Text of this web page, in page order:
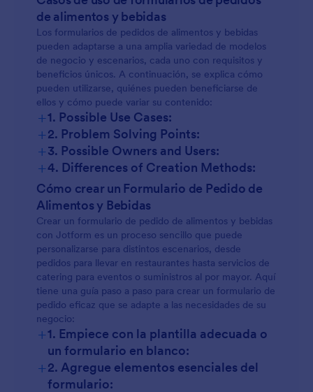
de alimentos y bebidas
Los formularios de pedidos de alimentos y bebidas
pueden adaptarse a una amplia variedad de modelos
de negocio y escenarios, cada uno con requisitos y
beneficios únicos. A continuación, se explica cómo
pueden utilizarse, quiénes pueden beneficiarse de
ellos y cómo puede variar su contenido:
+1. Possible Use Cases:
+2. Problem Solving Points:
+3. Possible Owners and Users:
+4. Differences of Creation Methods:
Cómo crear un Formulario de Pedido de
Alimentos y Bebidas
Crear un formulario de pedido de alimentos y bebidas
con Jotform es un proceso sencillo que puede
personalizarse para distintos escenarios, desde
pedidos para llevar en restaurantes hasta servicios de
catering para eventos o suministros al por mayor. Aquí
tiene una guía paso a paso para crear un formulario de
pedido eficaz que se adapte a las necesidades de su
negocio:
+1. Empiece con la plantilla adecuada o
un formulario en blanco:
+2. Agregue elementos esenciales del
formulario: